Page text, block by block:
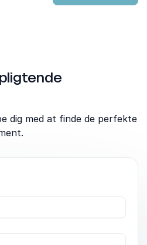
dig med at finde de perfekte